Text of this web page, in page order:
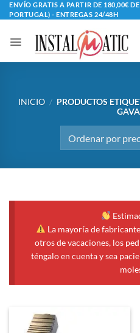
Saltar
al
contenido
ENVÍO GRATIS A PARTIR DE 180,00€
PORTUGAL) - ENTREGAS 24/48H
INICIO / PRODUCTOS
La mayoría de
otros de vacaciones, los
téngalo en cuenta y sea